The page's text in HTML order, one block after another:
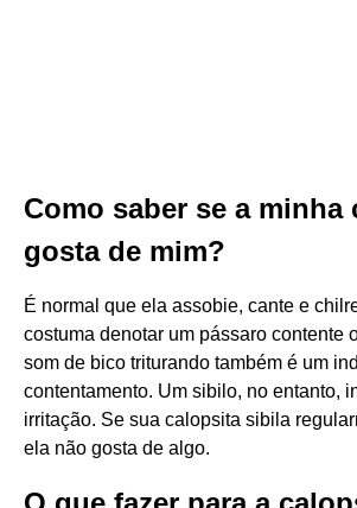
Como saber se a minha
gosta de mim?
É normal que ela assobie, cante e
costuma denotar um pássaro contente
som de bico triturando também é um
contentamento. Um sibilo, no entanto,
irritação. Se sua calopsita sibila
ela não gosta de algo.